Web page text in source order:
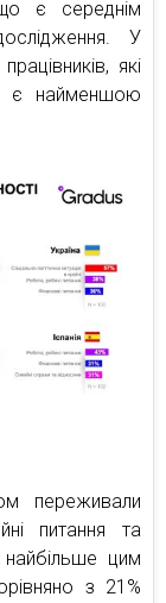
є середнім
У
які
є найменшою
переживали
питання та
найбільше цим
з 21%